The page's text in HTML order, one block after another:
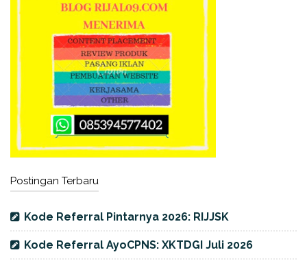
Postingan Terbaru
Kode Referral Pintarnya 2026: RIJJSK
Kode Referral AyoCPNS: XKTDGI Juli 2026